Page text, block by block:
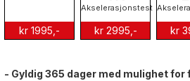
kr 1995,-
Akselerasjonstest
kr 2995,- kr
- Gyldig 365 dager med mulighet for